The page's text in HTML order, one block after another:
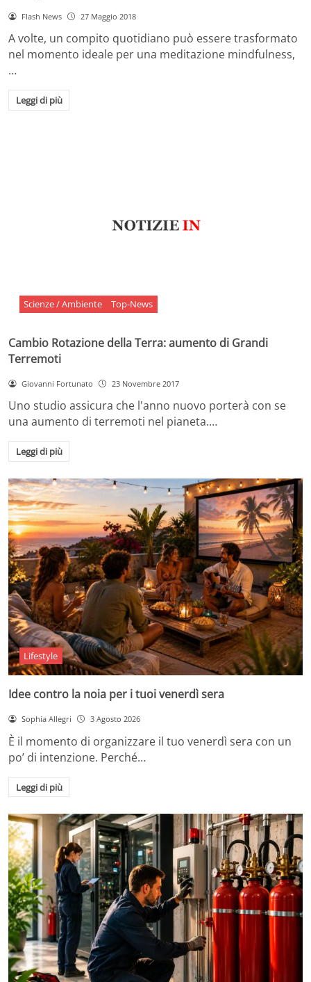
Flash News 27 Maggio 2018
A volte, un compito quotidiano può essere trasformato
nel momento ideale per una meditazione mindfulness,
…
Leggi di più
Scienze / Ambiente Top-News
Cambio Rotazione della Terra: aumento di Grandi
Terremoti
Giovanni Fortunato 23 Novembre 2017
Uno studio assicura che l'anno nuovo porterà con se
una aumento di terremoti nel pianeta.…
Leggi di più
Lifestyle
Idee contro la noia per i tuoi venerdì sera
Sophia Allegri 3 Agosto 2026
È il momento di organizzare il tuo venerdì sera con un
po’ di intenzione. Perché…
Leggi di più